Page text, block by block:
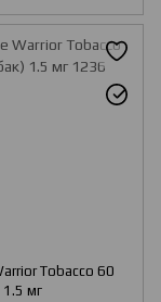
Tobacco 60
1.5 мг